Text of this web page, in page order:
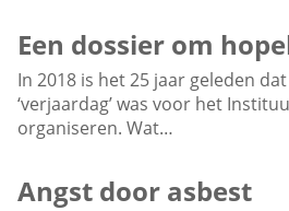
Een dossier om
In 2018 is het 25 jaar geleden
‘verjaardag’ was voor het
organiseren. Wat…
Angst door asbest